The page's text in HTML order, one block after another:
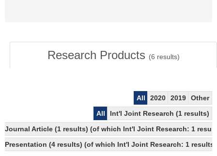
Research Products (6 results)
All 2020 2019
Other
All
Int'l Joint Research (1 results)
Journal Article (1 results) (of which Int'l Joint Research: 1
Presentation (4 results) (of which Int'l Joint Research: 1 results)